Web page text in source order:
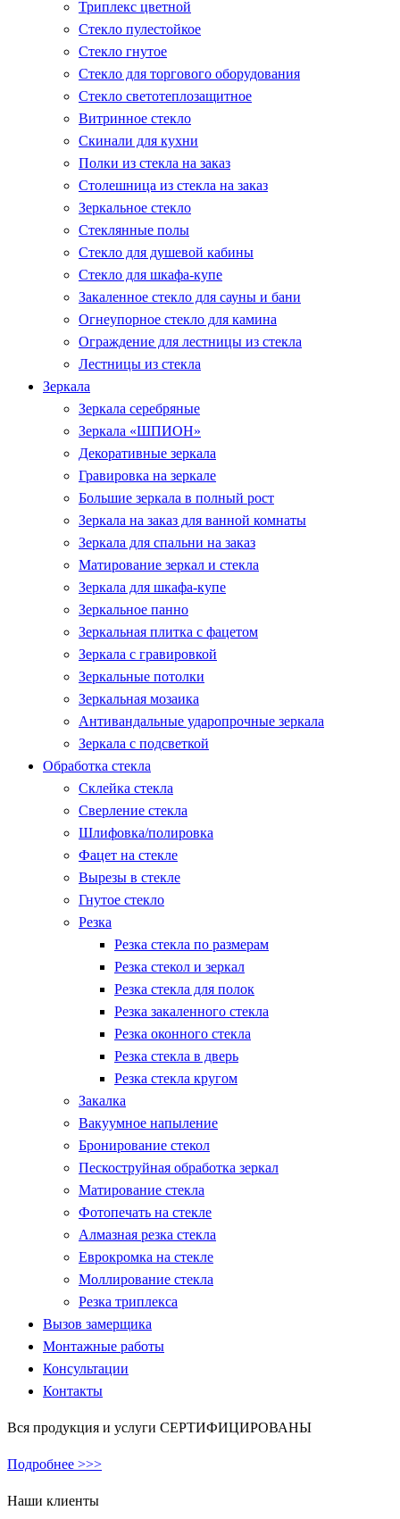
Триплекс цветной
Стекло пулестойкое
Стекло гнутое
Стекло для торгового оборудования
Стекло светотеплозащитное
Витринное стекло
Скинали для кухни
Полки из стекла на заказ
Столешница из стекла на заказ
Зеркальное стекло
Стеклянные полы
Стекло для душевой кабины
Стекло для шкафа-купе
Закаленное стекло для сауны и бани
Огнеупорное стекло для камина
Ограждение для лестницы из стекла
Лестницы из стекла
Зеркала
Зеркала серебряные
Зеркала «ШПИОН»
Декоративные зеркала
Гравировка на зеркале
Большие зеркала в полный рост
Зеркала на заказ для ванной комнаты
Зеркала для спальни на заказ
Матирование зеркал и стекла
Зеркала для шкафа-купе
Зеркальное панно
Зеркальная плитка с фацетом
Зеркала с гравировкой
Зеркальные потолки
Зеркальная мозаика
Антивандальные ударопрочные зеркала
Зеркала с подсветкой
Обработка стекла
Склейка стекла
Сверление стекла
Шлифовка/полировка
Фацет на стекле
Вырезы в стекле
Гнутое стекло
Резка
Резка стекла по размерам
Резка стекол и зеркал
Резка стекла для полок
Резка закаленного стекла
Резка оконного стекла
Резка стекла в дверь
Резка стекла кругом
Закалка
Вакуумное напыление
Бронирование стекол
Пескоструйная обработка зеркал
Матирование стекла
Фотопечать на стекле
Алмазная резка стекла
Еврокромка на стекле
Моллирование стекла
Резка триплекса
Вызов замерщика
Монтажные работы
Консультации
Контакты
Вся продукция и услуги СЕРТИФИЦИРОВАНЫ
Подробнее >>>
Наши клиенты